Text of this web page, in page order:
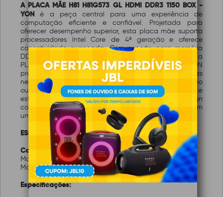
A PLACA MÃE H81 H81G573 GL HDMI DDR3 1150 BOX -
YON é a peça central para uma experiência de
computação eficiente e confiável. Projetada para
oferecer desempenho superior, esta placa mãe suporta
processadores Intel Core de 4ª geração e oferece
conectividade avançada. Com suporte para memória
DDR3, HDMI e uma variedade de portas de expansão, a
PLACA MÃE H81 H81G573 GL HDMI DDR3 1150 BOX - YON
proporciona versatilidade para atender às suas
necessidades de computação. Seja para jogos, trabalho
ou entretenimento multimídia, esta placa mãe oferece
estabilidade e velocidade. Além disso, o design
compacto e a qualidade durável da YON garantem
uma experiência de uso sem preocupações.
ESPECIFICAÇÕES TÉCNICAS
Características:
Marca: Yon
Modelo:H81G573 GL V3
Especificações: